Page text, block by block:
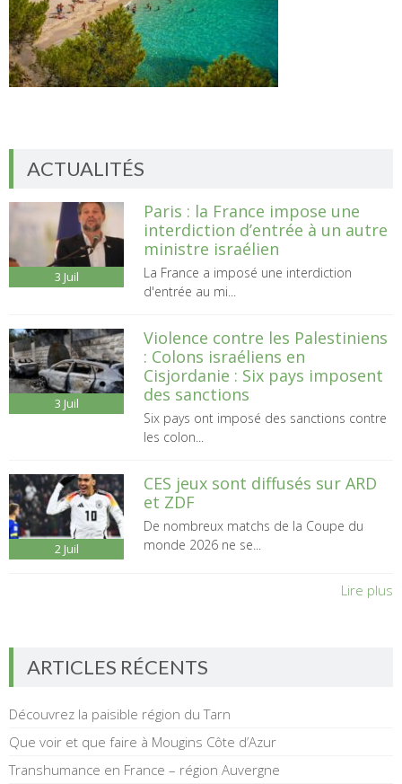
ACTUALITÉS
3 Juil
Paris : la France impose une
interdiction d’entrée à un autre
ministre israélien
La France a imposé une interdiction
d'entrée au mi...
3 Juil
Violence contre les Palestiniens
: Colons israéliens en
Cisjordanie : Six pays imposent
des sanctions
Six pays ont imposé des sanctions contre
les colon...
2 Juil
CES jeux sont diffusés sur ARD
et ZDF
De nombreux matchs de la Coupe du
monde 2026 ne se...
Lire plus
ARTICLES RÉCENTS
Découvrez la paisible région du Tarn
Que voir et que faire à Mougins Côte d’Azur
Transhumance en France – région Auvergne